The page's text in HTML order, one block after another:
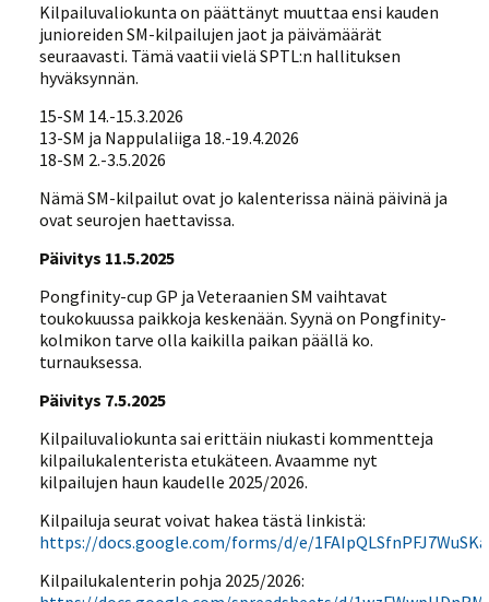
Kilpailuvaliokunta on päättänyt muuttaa ensi kauden
junioreiden SM-kilpailujen jaot ja päivämäärät
seuraavasti. Tämä vaatii vielä SPTL:n hallituksen
hyväksynnän.
15-SM 14.-15.3.2026
13-SM ja Nappulaliiga 18.-19.4.2026
18-SM 2.-3.5.2026
Nämä SM-kilpailut ovat jo kalenterissa näinä päivinä ja
ovat seurojen haettavissa.
Päivitys 11.5.2025
Pongfinity-cup GP ja Veteraanien SM vaihtavat
toukokuussa paikkoja keskenään. Syynä on Pongfinity-
kolmikon tarve olla kaikilla paikan päällä ko.
turnauksessa.
Päivitys 7.5.2025
Kilpailuvaliokunta sai erittäin niukasti kommentteja
kilpailukalenterista etukäteen. Avaamme nyt
kilpailujen haun kaudelle 2025/2026.
Kilpailuja seurat voivat hakea tästä linkistä:
https://docs.google.com/forms/d/e/
Kilpailukalenterin pohja 2025/2026: